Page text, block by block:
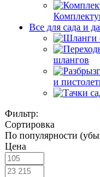
Все для сада и
шлангов
и
Фильтр:
Сортировка
По популярности
Цена